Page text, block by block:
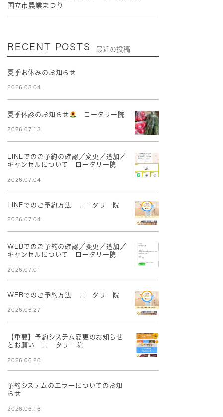
国立市農業まつり
RECENT POSTS 最近の投稿
夏季お休みのお知らせ
2026.08.04
夏季休診のお知らせ ロータリー院
2026.07.13
LINEでのご予約の確認／変更／追加／
キャンセルについて ロータリー院
2026.07.04
LINEでのご予約方法 ロータリー院
2026.07.04
WEBでのご予約の確認／変更／追加／
キャンセルについて ロータリー院
2026.07.01
WEBでのご予約方法 ロータリー院
2026.06.27
【重要】予約システム変更のお知らせ
とお願い ロータリー院
2026.06.20
予約システムのエラーについてのお知
らせ
2026.06.16